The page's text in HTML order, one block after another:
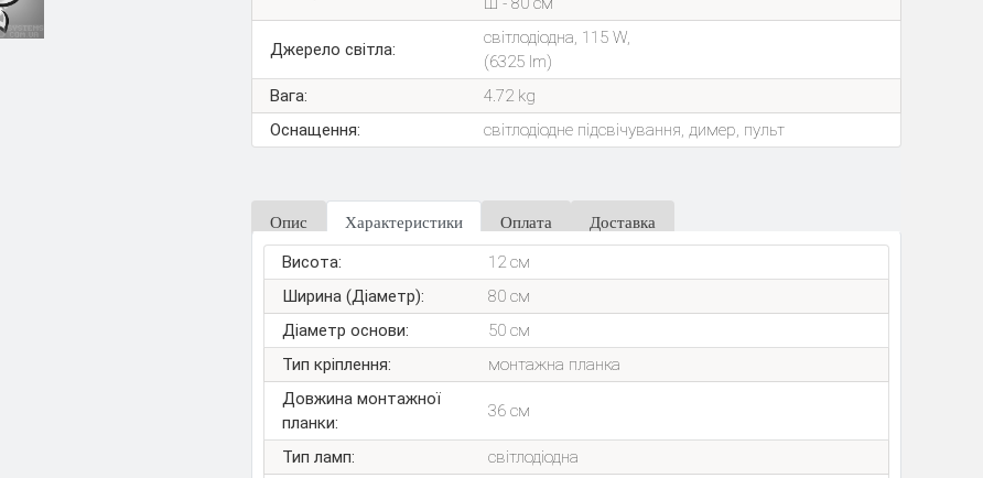
Джерело світла:
світлодіодна, 115 W,
(6325 lm)
Вага:
4.72 kg
Оснащення:
світлодіодне підсвічування, димер, пульт
Опис Характеристики Оплата Доставка
Висота:
12 см
Ширина (Діаметр):
80 см
Діаметр основи:
50 см
Тип кріплення:
монтажна планка
Довжина монтажної
планки:
36 см
Тип ламп:
світлодіодна